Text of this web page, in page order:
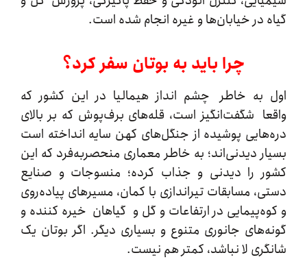
در خیابان‌ها و غیره انجام شده است.
چرا باید به بوتان سفر کرد؟
به خاطر چشم انداز هیمالیا در این کشور که
شگفت‌انگیز است، قله‌های برف‌پوش که بر بالای
پوشیده از جنگل‌های کهن سایه انداخته است
دیدنی‌اند؛ به خاطر معماری منحصربه‌فرد که این
را دیدنی و جذاب کرده؛ منسوجات و صنایع
مسابقات تیراندازی با کمان، مسیرهای پیاده‌روی
در ارتفاعات و گل و گیاهان خیره کننده و
جانوری متنوع و بسیاری دیگر. اگر بوتان یک
لا نباشد، کمتر هم نیست.